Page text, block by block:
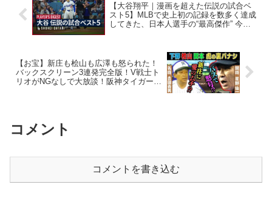
【大谷翔平｜漫画を超えた伝説の試合ベ
スト5】MLBで史上初の記録を数多く達成
してきた、日本人選手の“最高傑作” 今回
【お宝】新庄も桧山も広澤も怒られた！
バックスクリーン3連発完全版！V戦士ト
リオがNGなしで大放談！阪神タイガース
コメント
コメントを書き込む